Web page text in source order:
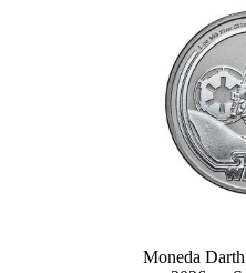
Moneda